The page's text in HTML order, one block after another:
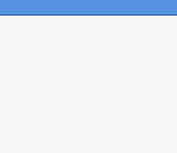
Viber